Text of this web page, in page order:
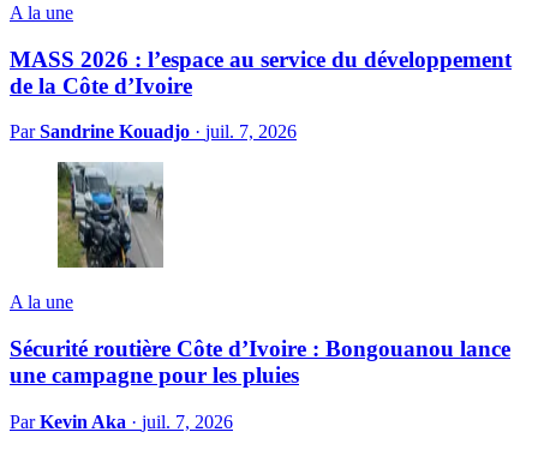
A la une
MASS 2026 : l’espace au service du développement
de la Côte d’Ivoire
ParSandrine Kouadjo · juil. 7, 2026
A la une
Sécurité routière Côte d’Ivoire : Bongouanou lance
une campagne pour les pluies
ParKevin Aka · juil. 7, 2026